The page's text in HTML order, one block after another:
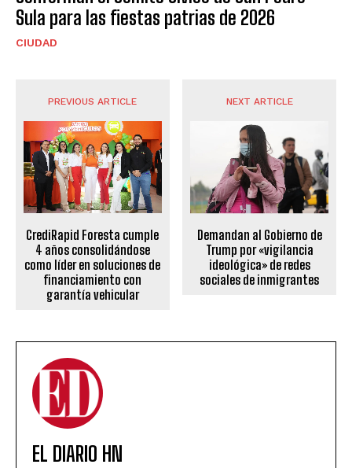
Sula para las fiestas patrias de 2026
CIUDAD
PREVIOUS ARTICLE
CrediRapid Foresta cumple
4 años consolidándose
como líder en soluciones de
financiamiento con
garantía vehicular
NEXT ARTICLE
Demandan al Gobierno de
Trump por «vigilancia
ideológica» de redes
sociales de inmigrantes
EL DIARIO HN